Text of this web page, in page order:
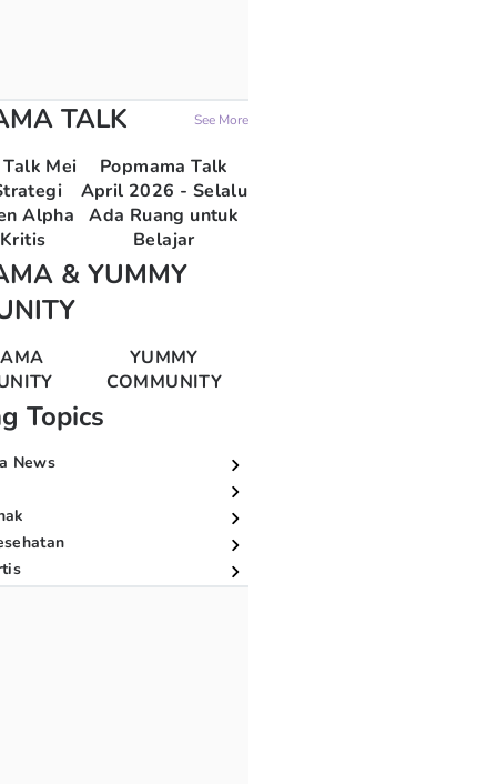
TALK See More
Mei
Alpha
Popmama Talk
April 2026 - Selalu
Ada Ruang untuk
Belajar
& YUMMY
YUMMY
COMMUNITY
Topics
News